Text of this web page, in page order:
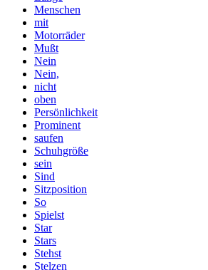
Menschen
mit
Motorräder
Mußt
Nein
Nein,
nicht
oben
Persönlichkeit
Prominent
saufen
Schuhgröße
sein
Sind
Sitzposition
So
Spielst
Star
Stars
Stehst
Stelzen